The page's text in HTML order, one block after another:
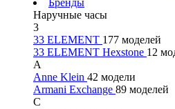
Бренды
Наручные часы
3
33 ELEMENT 177 моделей
33 ELEMENT Hexstone 12
A
Anne Klein 42 модели
Armani Exchange 89 моделей
C